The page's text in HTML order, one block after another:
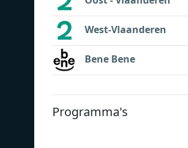
West-Vlaanderen
Bene Bene
Programma's